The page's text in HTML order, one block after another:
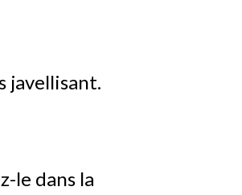
javellisant.
le dans la